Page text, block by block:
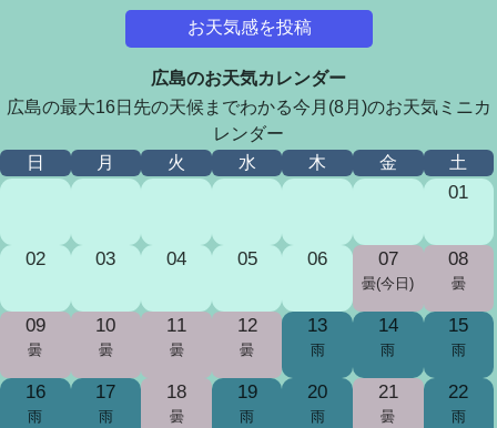
お天気感を投稿
広島のお天気カレンダー
広島の最大16日先の天候までわかる今月(8月)のお天気ミニカ
レンダー
日
月 火 水 木 金 土
01
02 03 04 05 06 07
曇(今日)
08
曇
09
曇
10
曇
11
曇
12
曇
13
雨
14
雨
15
雨
16
雨
17
雨
18
曇
19
雨
20
雨
21
曇
22
雨